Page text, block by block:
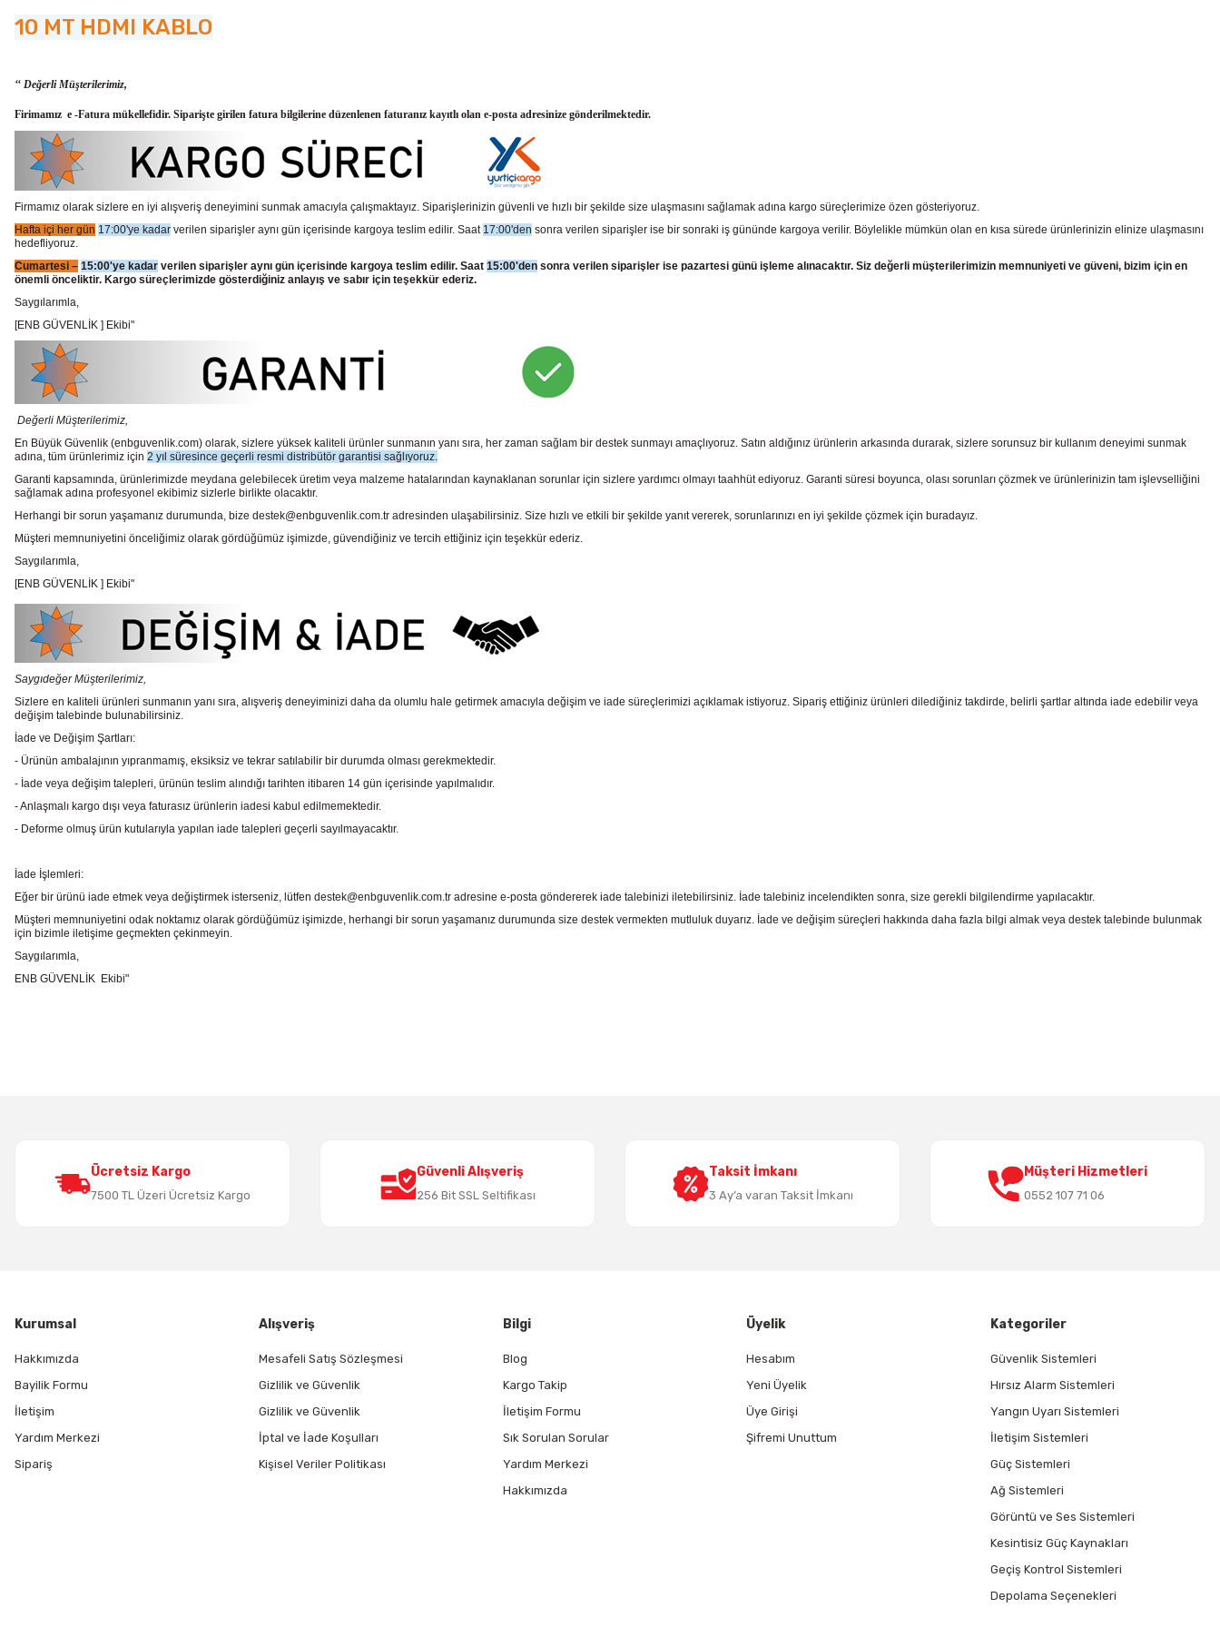
10 MT HDMI KABLO
‘‘ Değerli Müşterilerimiz,
Firimamız e -Fatura mükellefidir. Siparişte girilen fatura bilgilerine düzenlenen faturanız kayıtlı olan e-posta adresinize gönderilmektedir.
Firmamız olarak sizlere en iyi alışveriş deneyimini sunmak amacıyla çalışmaktayız. Siparişlerinizin güvenli ve hızlı bir şekilde size ulaşmasını sağlamak adına kargo süreçlerimize özen gösteriyoruz.
Hafta içi her gün 17:00'ye kadar verilen siparişler aynı gün içerisinde kargoya teslim edilir. Saat 17:00'den sonra verilen siparişler ise bir sonraki iş gününde kargoya verilir. Böylelikle mümkün olan en kısa sürede ürünlerinizin elinize ulaşmasını
hedefliyoruz.
Cumartesi – 15:00'ye kadar verilen siparişler aynı gün içerisinde kargoya teslim edilir. Saat 15:00'den sonra verilen siparişler ise pazartesi günü işleme alınacaktır. Siz değerli müşterilerimizin memnuniyeti ve güveni, bizim için en
önemli önceliktir. Kargo süreçlerimizde gösterdiğiniz anlayış ve sabır için teşekkür ederiz.
Saygılarımla,
[ENB GÜVENLİK ] Ekibi"
Değerli Müşterilerimiz,
En Büyük Güvenlik (enbguvenlik.com) olarak, sizlere yüksek kaliteli ürünler sunmanın yanı sıra, her zaman sağlam bir destek sunmayı amaçlıyoruz. Satın aldığınız ürünlerin arkasında durarak, sizlere sorunsuz bir kullanım deneyimi sunmak
adına, tüm ürünlerimiz için 2 yıl süresince geçerli resmi distribütör garantisi sağlıyoruz.
Garanti kapsamında, ürünlerimizde meydana gelebilecek üretim veya malzeme hatalarından kaynaklanan sorunlar için sizlere yardımcı olmayı taahhüt ediyoruz. Garanti süresi boyunca, olası sorunları çözmek ve ürünlerinizin tam işlevselliğini
sağlamak adına profesyonel ekibimiz sizlerle birlikte olacaktır.
Herhangi bir sorun yaşamanız durumunda, bize destek@enbguvenlik.com.tr adresinden ulaşabilirsiniz. Size hızlı ve etkili bir şekilde yanıt vererek, sorunlarınızı en iyi şekilde çözmek için buradayız.
Müşteri memnuniyetini önceliğimiz olarak gördüğümüz işimizde, güvendiğiniz ve tercih ettiğiniz için teşekkür ederiz.
Saygılarımla,
[ENB GÜVENLİK ] Ekibi"
Saygıdeğer Müşterilerimiz,
Sizlere en kaliteli ürünleri sunmanın yanı sıra, alışveriş deneyiminizi daha da olumlu hale getirmek amacıyla değişim ve iade süreçlerimizi açıklamak istiyoruz. Sipariş ettiğiniz ürünleri dilediğiniz takdirde, belirli şartlar altında iade edebilir veya
değişim talebinde bulunabilirsiniz.
İade ve Değişim Şartları:
- Ürünün ambalajının yıpranmamış, eksiksiz ve tekrar satılabilir bir durumda olması gerekmektedir.
- İade veya değişim talepleri, ürünün teslim alındığı tarihten itibaren 14 gün içerisinde yapılmalıdır.
- Anlaşmalı kargo dışı veya faturasız ürünlerin iadesi kabul edilmemektedir.
- Deforme olmuş ürün kutularıyla yapılan iade talepleri geçerli sayılmayacaktır.
İade İşlemleri:
Eğer bir ürünü iade etmek veya değiştirmek isterseniz, lütfen destek@enbguvenlik.com.tr adresine e-posta göndererek iade talebinizi iletebilirsiniz. İade talebiniz incelendikten sonra, size gerekli bilgilendirme yapılacaktır.
Müşteri memnuniyetini odak noktamız olarak gördüğümüz işimizde, herhangi bir sorun yaşamanız durumunda size destek vermekten mutluluk duyarız. İade ve değişim süreçleri hakkında daha fazla bilgi almak veya destek talebinde bulunmak
için bizimle iletişime geçmekten çekinmeyin.
Saygılarımla,
ENB GÜVENLİK Ekibi"
Bu ürüne benzer farklı alternatifler olmalı.
Ücretsiz Kargo
7500 TL Üzeri Ücretsiz Kargo
Güvenli Alışveriş
256 Bit SSL Seltifikası
Taksit İmkanı
3 Ay’a varan Taksit İmkanı
Müşteri Hizmetleri
0552 107 71 06
Kurumsal
Hakkımızda
Bayilik Formu
İletişim
Yardım Merkezi
Sipariş
Alışveriş
Mesafeli Satış Sözleşmesi
Gizlilik ve Güvenlik
Gizlilik ve Güvenlik
İptal ve İade Koşulları
Kişisel Veriler Politikası
Bilgi
Blog
Kargo Takip
İletişim Formu
Sık Sorulan Sorular
Yardım Merkezi
Hakkımızda
Üyelik
Hesabım
Yeni Üyelik
Üye Girişi
Şifremi Unuttum
Kategoriler
Güvenlik Sistemleri
Hırsız Alarm Sistemleri
Yangın Uyarı Sistemleri
İletişim Sistemleri
Güç Sistemleri
Ağ Sistemleri
Görüntü ve Ses Sistemleri
Kesintisiz Güç Kaynakları
Geçiş Kontrol Sistemleri
Depolama Seçenekleri